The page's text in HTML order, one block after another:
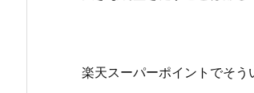
楽天スーパーポイントでそう